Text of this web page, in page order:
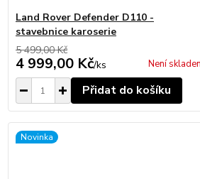
Land Rover Defender D110 -
stavebnice karoserie
5 499,00 Kč
4 999,00 Kč/ks Není
Přidat do košíku
Novinka